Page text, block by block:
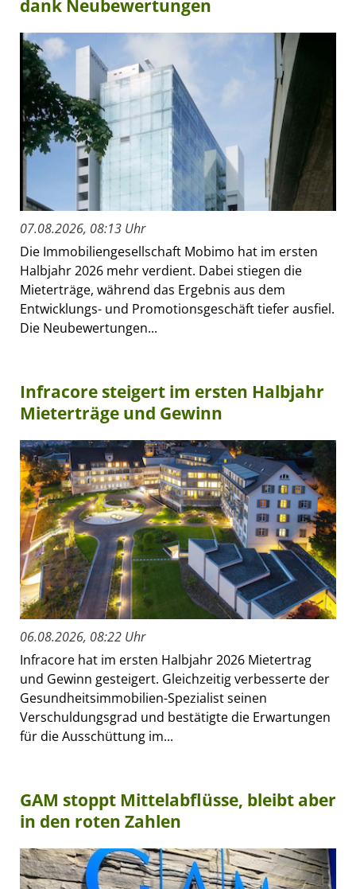
dank Neubewertungen
07.08.2026, 08:13 Uhr
Die Immobiliengesellschaft Mobimo hat im ersten
Halbjahr 2026 mehr verdient. Dabei stiegen die
Mieterträge, während das Ergebnis aus dem
Entwicklungs- und Promotionsgeschäft tiefer ausfiel.
Die Neubewertungen...
Infracore steigert im ersten Halbjahr
Mieterträge und Gewinn
06.08.2026, 08:22 Uhr
Infracore hat im ersten Halbjahr 2026 Mietertrag
und Gewinn gesteigert. Gleichzeitig verbesserte der
Gesundheitsimmobilien-Spezialist seinen
Verschuldungsgrad und bestätigte die Erwartungen
für die Ausschüttung im...
GAM stoppt Mittelabflüsse, bleibt aber
in den roten Zahlen